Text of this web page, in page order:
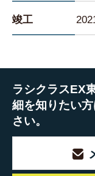
竣工
ラシクラスEX
細を知りたい
さい。